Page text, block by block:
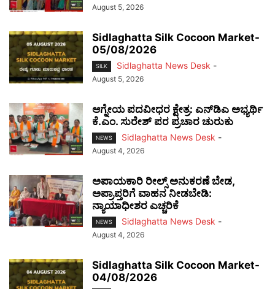
August 5, 2026
Sidlaghatta Silk Cocoon Market-
05/08/2026
SILK Sidlaghatta News Desk -
August 5, 2026
ಆಗ್ನೇಯ ಪದವೀಧರ ಕ್ಷೇತ್ರ: ಎನ್‌ಡಿಎ ಅಭ್ಯರ್ಥಿ
ಕೆ.ಎಂ. ಸುರೇಶ್ ಪರ ಪ್ರಚಾರ ಚುರುಕು
NEWS Sidlaghatta News Desk -
August 4, 2026
ಅಪಾಯಕಾರಿ ರೀಲ್ಸ್ ಅನುಕರಣೆ ಬೇಡ,
ಅಪ್ರಾಪ್ತರಿಗೆ ವಾಹನ ನೀಡಬೇಡಿ:
ನ್ಯಾಯಾಧೀಶರ ಎಚ್ಚರಿಕೆ
NEWS Sidlaghatta News Desk -
August 4, 2026
Sidlaghatta Silk Cocoon Market-
04/08/2026